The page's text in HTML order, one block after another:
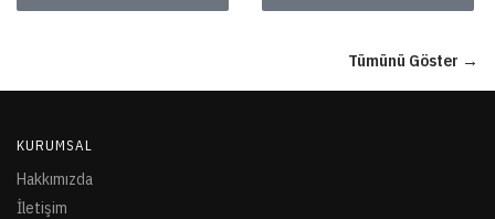
Tümünü Göster →
KURUMSAL
Hakkımızda
İletişim